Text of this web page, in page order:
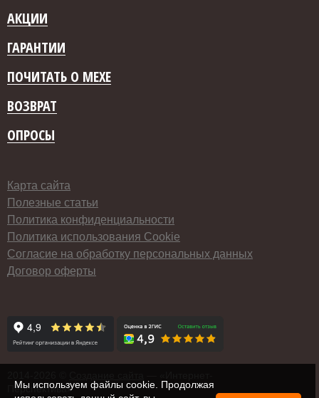
АКЦИИ
ГАРАНТИИ
ПОЧИТАТЬ О МЕХЕ
ВОЗВРАТ
ОПРОСЫ
Карта сайта
Полезные статьи
Политика конфиденциальности
Политика использования Cookie
Согласие на обработку персональных данных
Договор оферты
Перспектива»
Мы используем файлы cookie. Продолжая